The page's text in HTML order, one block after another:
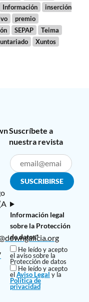
Información
inserción
premio
SEPAP
Teima
Xuntos
Suscríbete a
nuestra revista
Información legal
sobre la Protección
de datos*
He leído y acepto
el aviso sobre la
Protección de datos
He leído y acepto
elAviso Legal y la
Política de
privacidad